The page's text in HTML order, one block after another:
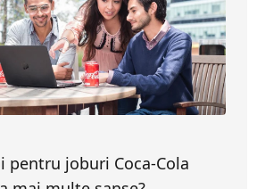
pentru joburi Coca-Cola